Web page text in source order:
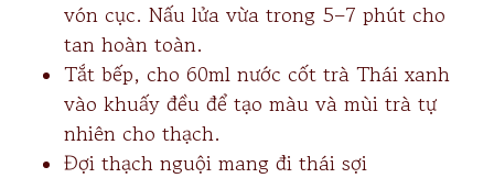
vón cục. Nấu lửa vừa trong 5–7 phút cho
tan hoàn toàn.
Tắt bếp, cho 60ml nước cốt trà Thái xanh
vào khuấy đều để tạo màu và mùi trà tự
nhiên cho thạch.
Đợi thạch nguội mang đi thái sợi